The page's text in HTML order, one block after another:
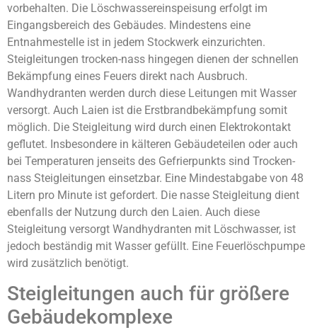
vorbehalten. Die Löschwassereinspeisung erfolgt im
Eingangsbereich des Gebäudes. Mindestens eine
Entnahmestelle ist in jedem Stockwerk einzurichten.
Steigleitungen trocken-nass hingegen dienen der schnellen
Bekämpfung eines Feuers direkt nach Ausbruch.
Wandhydranten werden durch diese Leitungen mit Wasser
versorgt. Auch Laien ist die Erstbrandbekämpfung somit
möglich. Die Steigleitung wird durch einen Elektrokontakt
geflutet. Insbesondere in kälteren Gebäudeteilen oder auch
bei Temperaturen jenseits des Gefrierpunkts sind Trocken-
nass Steigleitungen einsetzbar. Eine Mindestabgabe von 48
Litern pro Minute ist gefordert. Die nasse Steigleitung dient
ebenfalls der Nutzung durch den Laien. Auch diese
Steigleitung versorgt Wandhydranten mit Löschwasser, ist
jedoch beständig mit Wasser gefüllt. Eine Feuerlöschpumpe
wird zusätzlich benötigt.
Steigleitungen auch für größere
Gebäudekomplexe